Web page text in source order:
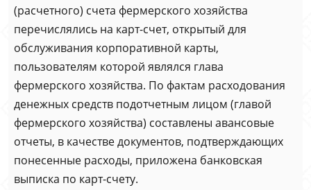
(расчетного) счета фермерского хозяйства
перечислялись на карт-счет, открытый для
обслуживания корпоративной карты,
пользователям которой являлся глава
фермерского хозяйства. По фактам расходования
денежных средств подотчетным лицом (главой
фермерского хозяйства) составлены авансовые
отчеты, в качестве документов, подтверждающих
понесенные расходы, приложена банковская
выписка по карт-счету.